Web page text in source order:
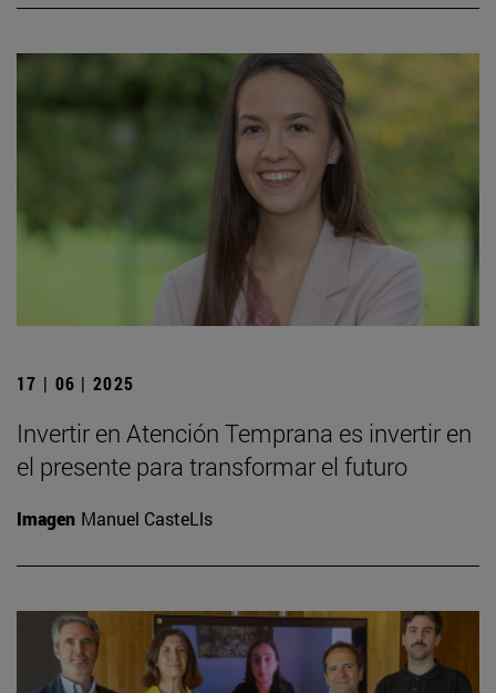
17 | 06 | 2025
Invertir en Atención Temprana es invertir en
el presente para transformar el futuro
Imagen Manuel CasteLls